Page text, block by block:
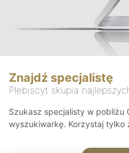
Znajdź specjalistę
Plebiscyt skupia
Szukasz specjalisty w pobliżu
wyszukiwarkę. Korzystaj tylko